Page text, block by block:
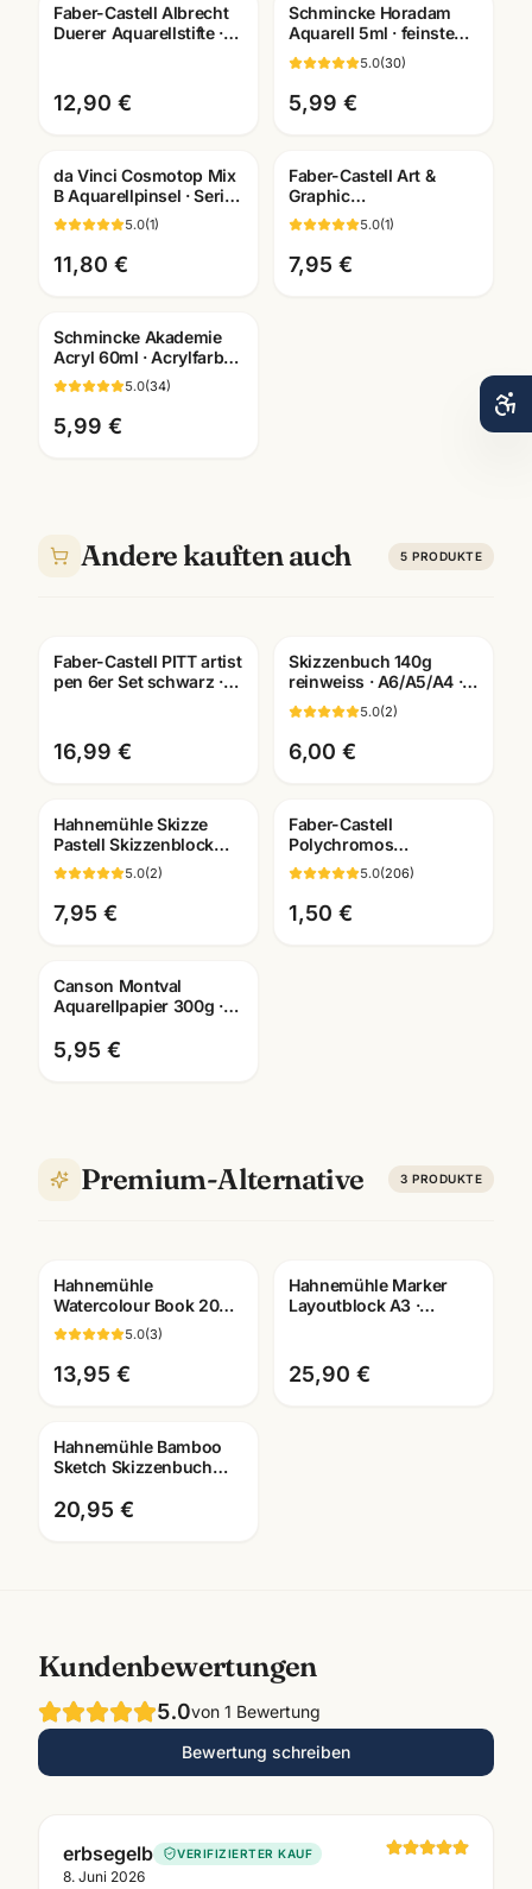
Faber-Castell Albrecht
Duerer Aquarellstifte ·
12,90 €
Schmincke Horadam
Aquarell 5ml · feinste
Künstlerfarben · alle
Farben Mannheim
5.0(30)
5,99 €
da Vinci Cosmotop Mix
B Aquarellpinsel · Serie
5530 · Künstlerbedarf
Mannheim
5.0(1)
11,80 €
Faber-Castell Art &
Graphic
Wassertankpinsel ·
Water Brush · versch.
Groessen
5.0(1)
7,95 €
Schmincke Akademie
Acryl 60ml · Acrylfarben
einzeln · Künstlerbedarf
Mannheim
5.0(34)
5,99 €
Andere kauften auch 5 PRODUKTE
Faber-Castell PITT artist
pen 6er Set schwarz ·
16,99 €
Skizzenbuch 140g
reinweiss · A6/A5/A4 ·
Zeichenpapier für
Studien unterwegs
5.0(2)
6,00 €
Hahnemühle Skizze
Pastell Skizzenblock
130g · A3/A4/A5 ·
Künstlerbedarf
Mannheim
5.0(2)
7,95 €
Faber-Castell
Polychromos
Künstlerfarbstifte ·
Einzelstift alle Farben ·
Mannheim
5.0(206)
1,50 €
Canson Montval
Aquarellpapier 300g ·
Aquarellblock
5,95 €
Premium-Alternative 3 PRODUKTE
Hahnemühle
Watercolour Book 200g
· 60 Seiten · A4/A5/A6 ·
Aquarellbuch
Mannheim
5.0(3)
13,95 €
Hahnemühle Marker
Layoutblock A3 ·
Künstlerbedarf
Mannheim
25,90 €
Hahnemühle Bamboo
Sketch Skizzenbuch
A4/A5 · Künstlerbedarf
20,95 €
Kundenbewertungen
5.0von 1 Bewertung
Bewertung schreiben
erbsegelb VERIFIZIERTER KAUF
8. Juni 2026